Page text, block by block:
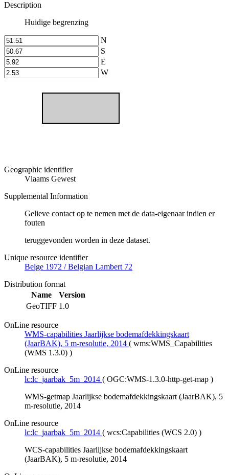
Description
Huidige begrenzing
N
S
E
W
Geographic identifier
Vlaams Gewest
Supplemental Information
Gelieve contact op te nemen met de data-eigenaar indien er
fouten
teruggevonden worden in deze dataset.
Unique resource identifier
Belge 1972 / Belgian Lambert 72
Distribution format
Name
Version
GeoTIFF 1.0
OnLine resource
WMS-capabilities Jaarlijkse bodemafdekkingskaart
(JaarBAK), 5 m-resolutie, 2014 ( wms:WMS_Capabilities
(WMS 1.3.0) )
OnLine resource
lc:lc_jaarbak_5m_2014 ( OGC:WMS-1.3.0-http-get-map )
WMS-getmap Jaarlijkse bodemafdekkingskaart (JaarBAK), 5
m-resolutie, 2014
OnLine resource
lc:lc_jaarbak_5m_2014 ( wcs:Capabilities (WCS 2.0) )
WCS-capabilities Jaarlijkse bodemafdekkingskaart
(JaarBAK), 5 m-resolutie, 2014